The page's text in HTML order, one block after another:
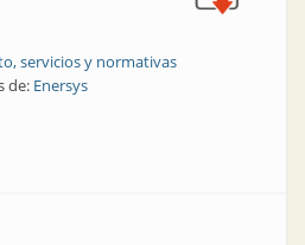
servicios y normativas
de: Enersys
| Alta temperatura: enemigo histórico